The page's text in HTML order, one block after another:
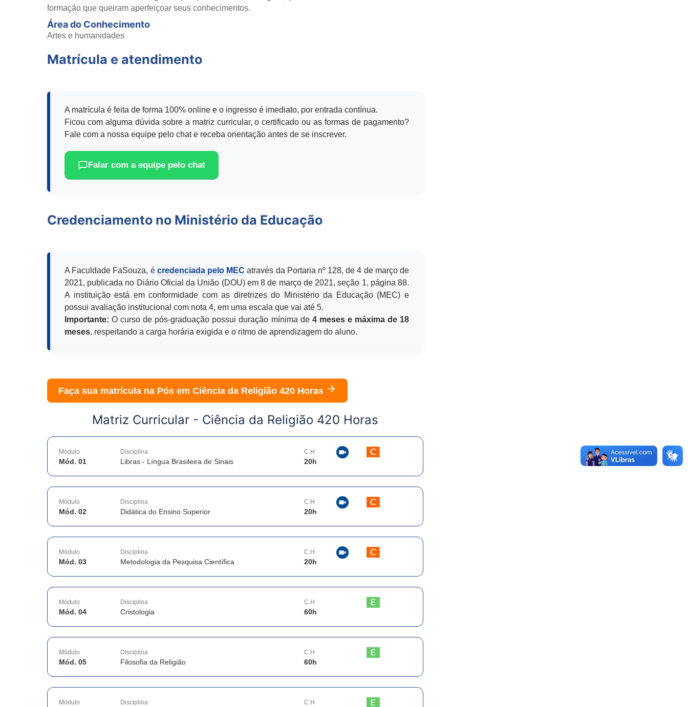
formação que queiram aperfeiçoar seus conhecimentos.
Área do Conhecimento
Artes e humanidades
Matrícula e atendimento
A matrícula é feita de forma 100% online e o ingresso é imediato, por entrada contínua.
Ficou com alguma dúvida sobre a matriz curricular, o certificado ou as formas de pagamento?
Fale com a nossa equipe pelo chat e receba orientação antes de se inscrever.
Falar com a equipe pelo chat
Credenciamento no Ministério da Educação
A Faculdade FaSouza, é credenciada pelo MEC através da Portaria nº 128, de 4 de março de
2021, publicada no Diário Oficial da União (DOU) em 8 de março de 2021, seção 1, página 88.
A instituição está em conformidade com as diretrizes do Ministério da Educação (MEC) e
possui avaliação institucional com nota 4, em uma escala que vai até 5.
Importante: O curso de pós-graduação possui duração mínima de 4 meses e máxima de 18
meses, respeitando a carga horária exigida e o ritmo de aprendizagem do aluno.
Faça sua matrícula na Pós em Ciência da Religião 420 Horas
Matriz Curricular - Ciência da Religião 420 Horas
Módulo
Mód. 01
Disciplina
Libras - Língua Brasileira de Sinais
C.H
20h
Módulo
Mód. 02
Disciplina
Didática do Ensino Superior
C.H
20h
Módulo
Mód. 03
Disciplina
Metodologia da Pesquisa Científica
C.H
20h
Módulo
Mód. 04
Disciplina
Cristologia
C.H
60h
Módulo
Mód. 05
Disciplina
Filosofia da Religião
C.H
60h
Módulo Disciplina C.H